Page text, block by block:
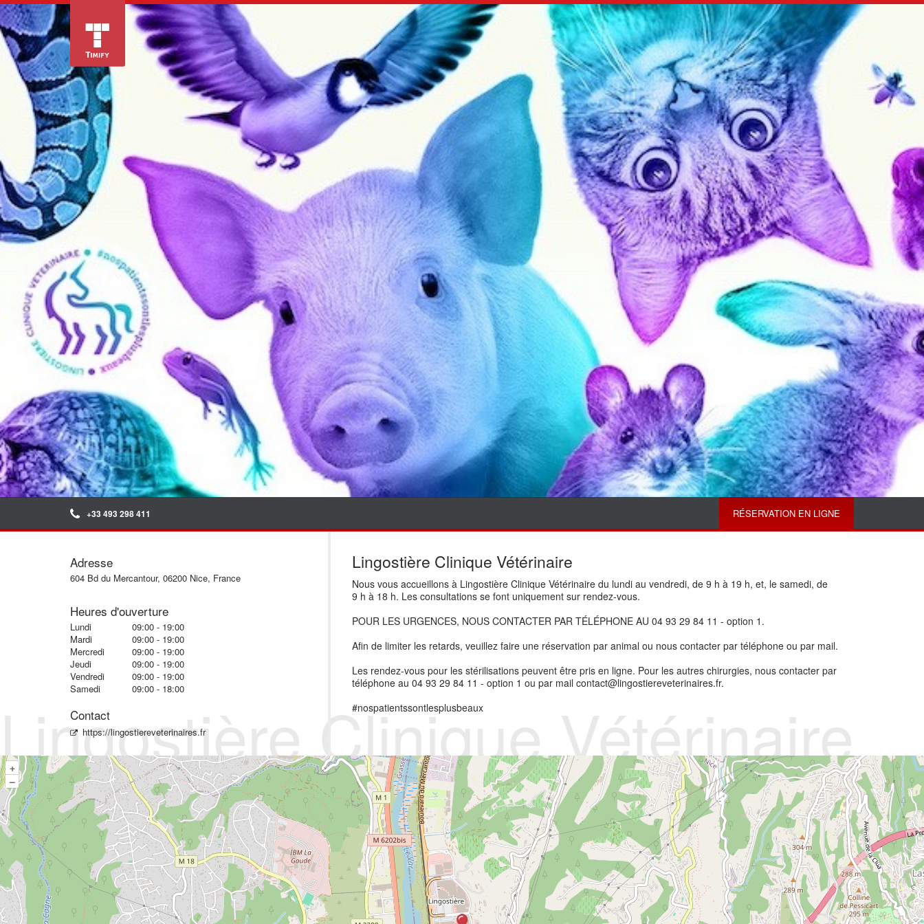
+33 493 298 411 RÉSERVATION EN LIGNE
Lingostière Clinique Vétérinaire
Lingostière Clinique Vétérinaire
Nous vous accueillons à Lingostière Clinique Vétérinaire du lundi au vendredi, de 9 h à 19 h, et, le samedi, de
9 h à 18 h. Les consultations se font uniquement sur rendez-vous.
POUR LES URGENCES, NOUS CONTACTER PAR TÉLÉPHONE AU 04 93 29 84 11 - option 1.
Afin de limiter les retards, veuillez faire une réservation par animal ou nous contacter par téléphone ou par mail.
Les rendez-vous pour les stérilisations peuvent être pris en ligne. Pour les autres chirurgies, nous contacter par
téléphone au 04 93 29 84 11 - option 1 ou par mail contact@lingostiereveterinaires.fr.
#nospatientssontlesplusbeaux
Adresse
604 Bd du Mercantour, 06200 Nice, France
Heures d'ouverture
Lundi
09:00 - 19:00
Mardi
09:00 - 19:00
Mercredi
09:00 - 19:00
Jeudi
09:00 - 19:00
Vendredi
09:00 - 19:00
Samedi
09:00 - 18:00
Contact
https://lingostiereveterinaires.fr
+
–